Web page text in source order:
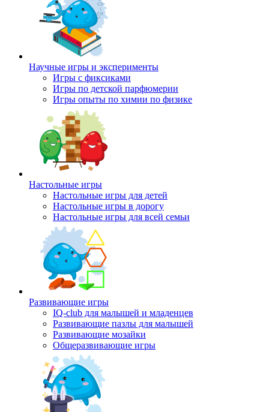
Научные игры и эксперименты
Игры с фиксиками
Игры по детской парфюмерии
Игры опыты по химии по физике
Настольные игры
Настольные игры для детей
Настольные игры в дорогу
Настольные игры для всей семьи
Развивающие игры
IQ-club для малышей и младенцев
Развивающие пазлы для малышей
Развивающие мозайки
Общеразвивающие игры